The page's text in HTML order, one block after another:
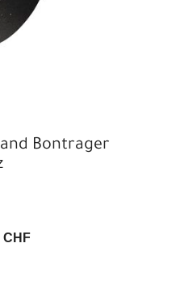
Bontrager
CHF